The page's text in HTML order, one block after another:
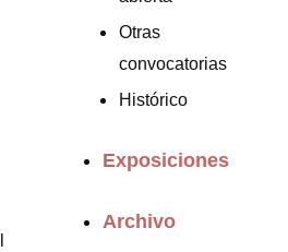
Otras
convocatorias
Histórico
Exposiciones
Archivo